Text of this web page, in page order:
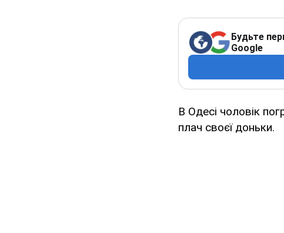
Будьте
Google
В Одесі чоловік
плач своєї доньки.